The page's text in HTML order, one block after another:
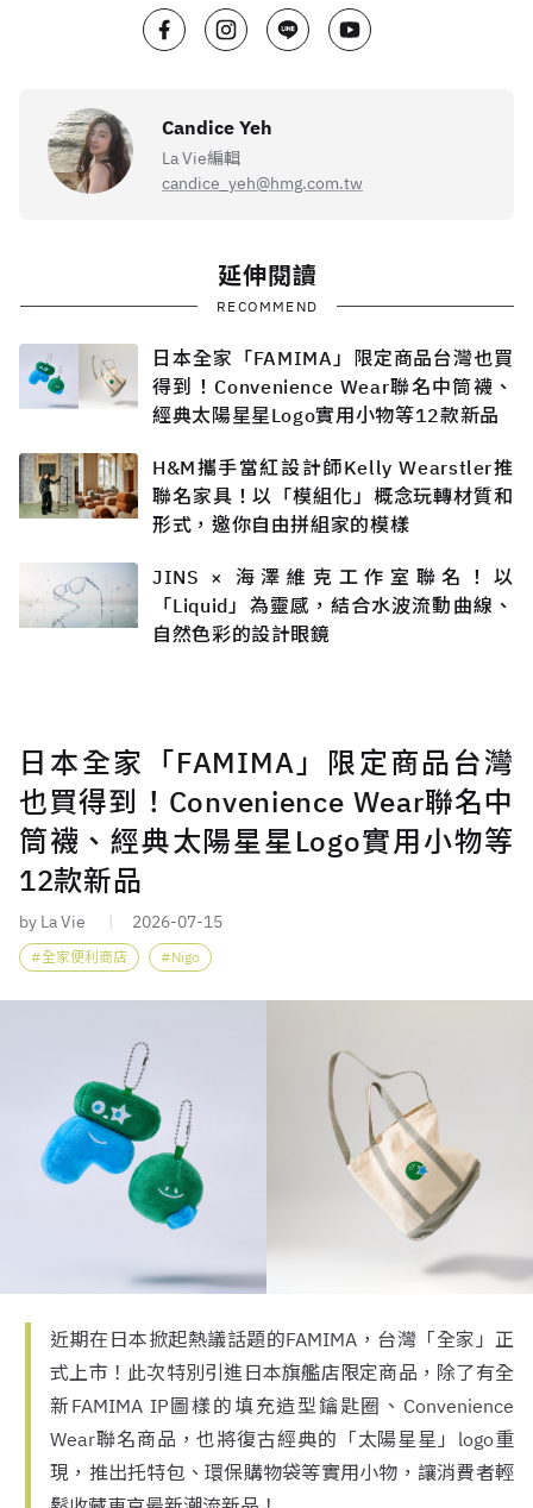
Candice Yeh
La Vie編輯
candice_yeh@hmg.com.tw
延伸閱讀
RECOMMEND
日本全家「FAMIMA」限定商品台灣也買
得到！Convenience Wear聯名中筒襪、
經典太陽星星Logo實用小物等12款新品
H&M攜手當紅設計師Kelly Wearstler推
聯名家具！以「模組化」概念玩轉材質和
形式，邀你自由拼組家的模樣
JINS × 海澤維克工作室聯名！以
「Liquid」為靈感，結合水波流動曲線、
自然色彩的設計眼鏡
日本全家「FAMIMA」限定商品台灣
也買得到！Convenience Wear聯名中
筒襪、經典太陽星星Logo實用小物等
12款新品
by La Vie 2026-07-15
全家便利商店 Nigo
近期在日本掀起熱議話題的FAMIMA，台灣「全家」正
式上市！此次特別引進日本旗艦店限定商品，除了有全
新FAMIMA IP圖樣的填充造型鑰匙圈、Convenience
Wear聯名商品，也將復古經典的「太陽星星」logo重
現，推出托特包、環保購物袋等實用小物，讓消費者輕